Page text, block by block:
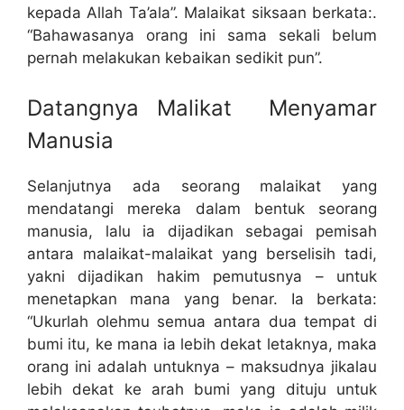
kepada Allah Ta’ala”. Malaikat siksaan berkata:.
“Bahawasanya orang ini sama sekali belum
pernah melakukan kebaikan sedikit pun”.
Datangnya Malikat Menyamar
Manusia
Selanjutnya ada seorang malaikat yang
mendatangi mereka dalam bentuk seorang
manusia, lalu ia dijadikan sebagai pemisah
antara malaikat-malaikat yang berselisih tadi,
yakni dijadikan hakim pemutusnya – untuk
menetapkan mana yang benar. Ia berkata:
“Ukurlah olehmu semua antara dua tempat di
bumi itu, ke mana ia lebih dekat letaknya, maka
orang ini adalah untuknya – maksudnya jikalau
lebih dekat ke arah bumi yang dituju untuk